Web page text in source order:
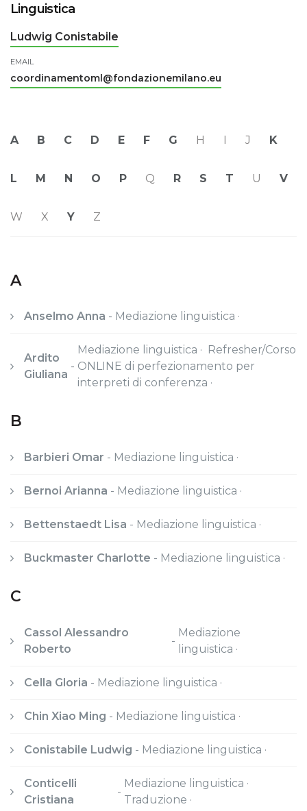
Linguistica
Ludwig Conistabile
EMAIL
coordinamentoml@fondazionemilano.eu
A B C D E F G H I J K
L M N O P Q R S T U V
W X Y Z
A
Anselmo Anna - Mediazione linguistica ·
Ardito
Giuliana
-
Mediazione linguistica · Refresher/Corso
ONLINE di perfezionamento per
interpreti di conferenza ·
B
Barbieri Omar - Mediazione linguistica ·
Bernoi Arianna - Mediazione linguistica ·
Bettenstaedt Lisa - Mediazione linguistica ·
Buckmaster Charlotte - Mediazione linguistica ·
C
Cassol Alessandro
Roberto
-
Mediazione
linguistica ·
Cella Gloria - Mediazione linguistica ·
Chin Xiao Ming - Mediazione linguistica ·
Conistabile Ludwig - Mediazione linguistica ·
Conticelli
Cristiana
-
Mediazione linguistica ·
Traduzione ·